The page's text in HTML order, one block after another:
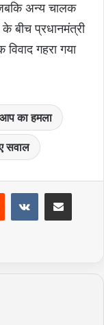
जबकि अन्य चालक
बीच प्रधानमंत्री
गहरा गया
आप का हमला
सवाल